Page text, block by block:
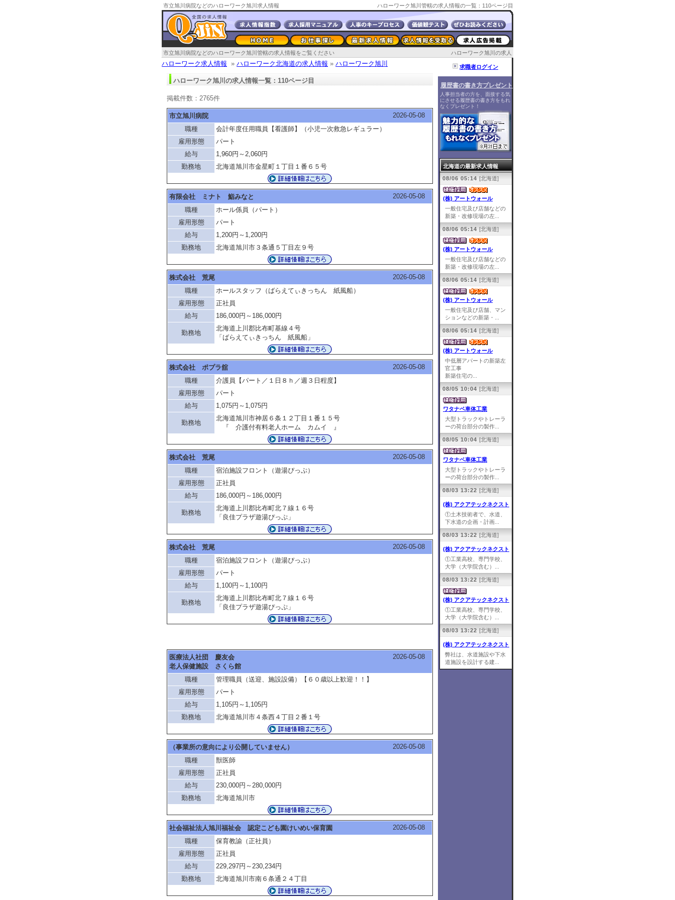
市立旭川病院などのハローワーク旭川求人情報 ハローワーク旭川管轄の求人情報の一覧：110ページ目
ハローワーク旭川の求人
市立旭川病院などのハローワーク旭川管轄の求人情報をご覧ください
ハローワーク求人情報 » ハローワーク北海道の求人情報 » ハローワーク旭川
ハローワーク旭川の求人情報一覧：110ページ目
掲載件数：2765件
市立旭川病院
2026-05-08
職種
会計年度任用職員【看護師】（小児一次救急レギュラー）
雇用形態
パート
給与
1,960円～2,060円
勤務地
北海道旭川市金星町１丁目１番６５号
有限会社 ミナト 鮨みなと
2026-05-08
職種
ホール係員（パート）
雇用形態
パート
給与
1,200円～1,200円
勤務地
北海道旭川市３条通５丁目左９号
株式会社 荒尾
2026-05-08
職種
ホールスタッフ（ばらえてぃきっちん 紙風船）
雇用形態
正社員
給与
186,000円～186,000円
勤務地
北海道上川郡比布町基線４号
「ばらえてぃきっちん 紙風船」
株式会社 ポプラ舘
2026-05-08
職種
介護員【パート／１日８ｈ／週３日程度】
雇用形態
パート
給与
1,075円～1,075円
勤務地
北海道旭川市神居６条１２丁目１番１５号
『 介護付有料老人ホーム カムイ 』
株式会社 荒尾
2026-05-08
職種
宿泊施設フロント（遊湯ぴっぷ）
雇用形態
正社員
給与
186,000円～186,000円
勤務地
北海道上川郡比布町北７線１６号
「良佳プラザ遊湯ぴっぷ」
株式会社 荒尾
2026-05-08
職種
宿泊施設フロント（遊湯ぴっぷ）
雇用形態
パート
給与
1,100円～1,100円
勤務地
北海道上川郡比布町北７線１６号
「良佳プラザ遊湯ぴっぷ」
医療法人社団 慶友会
老人保健施設 さくら館
2026-05-08
職種
管理職員（送迎、施設設備）【６０歳以上歓迎！！】
雇用形態
パート
給与
1,105円～1,105円
勤務地
北海道旭川市４条西４丁目２番１号
（事業所の意向により公開していません）
2026-05-08
職種
獣医師
雇用形態
正社員
給与
230,000円～280,000円
勤務地
北海道旭川市
社会福祉法人旭川福祉会 認定こども園けいめい保育園
2026-05-08
職種
保育教諭（正社員）
雇用形態
正社員
給与
229,297円～230,234円
勤務地
北海道旭川市南６条通２４丁目
求職者ログイン
履歴書の書き方プレゼント
人事担当者の方を、面接する気
にさせる履歴書の書き方をもれ
なくプレゼント！
北海道の最新求人情報
08/06 05:14 [北海道]
(株) アートウォール
一般住宅及び店舗などの
新築・改修現場の左...
08/06 05:14 [北海道]
(株) アートウォール
一般住宅及び店舗などの
新築・改修現場の左...
08/06 05:14 [北海道]
(株) アートウォール
一般住宅及び店舗、マン
ションなどの新築・...
08/06 05:14 [北海道]
(株) アートウォール
中低層アパートの新築左
官工事
新築住宅の...
08/05 10:04 [北海道]
ワタナベ車体工業
大型トラックやトレーラ
ーの荷台部分の製作...
08/05 10:04 [北海道]
ワタナベ車体工業
大型トラックやトレーラ
ーの荷台部分の製作...
08/03 13:22 [北海道]
(株) アクアテックネクスト
①土木技術者で、水道、
下水道の企画・計画...
08/03 13:22 [北海道]
(株) アクアテックネクスト
①工業高校、専門学校、
大学（大学院含む）...
08/03 13:22 [北海道]
(株) アクアテックネクスト
①工業高校、専門学校、
大学（大学院含む）...
08/03 13:22 [北海道]
(株) アクアテックネクスト
弊社は、水道施設や下水
道施設を設計する建...